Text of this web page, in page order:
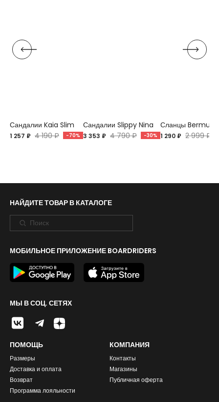
Сандалии Kaia Slim
1 257 ₽ 4 190 ₽ -70%
Сандалии Slippy Nina
3 353 ₽ 4 790 ₽ -30%
Сланцы Bermuda
1 290 ₽ 2 999 ₽
НАЙДИТЕ ТОВАР В КАТАЛОГЕ
МОБИЛЬНОЕ ПРИЛОЖЕНИЕ BOARDRIDERS
МЫ В СОЦ. СЕТЯХ
ПОМОЩЬ
Размеры
Доставка и оплата
Возврат
Программа лояльности
КОМПАНИЯ
Контакты
Магазины
Публичная оферта